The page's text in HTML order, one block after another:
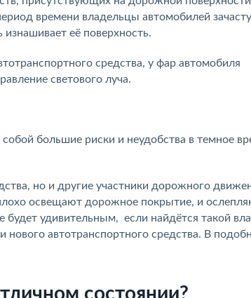
времени владельцы автомобилей
её поверхность.
средства, у фар автомобиля
светового луча.
большие риски и неудобства в темное
но и другие участники дорожного
освещают дорожное покрытие, и
будет удивительным, если найдётся такой
нового автотранспортного средства. В
состоянии?